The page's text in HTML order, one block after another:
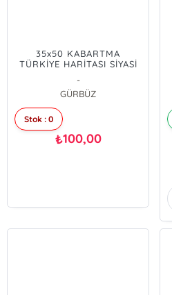
35x50 KABARTMA
TÜRKİYE HARİTASI SİYASİ
-
GÜRBÜZ
Stok : 0
₺100,00